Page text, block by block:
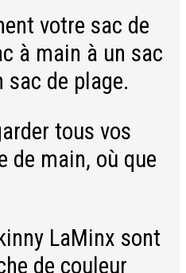
votre sac de
à main à un sac
sac de plage.
tous vos
de main, où que
LaMinx sont
de couleur